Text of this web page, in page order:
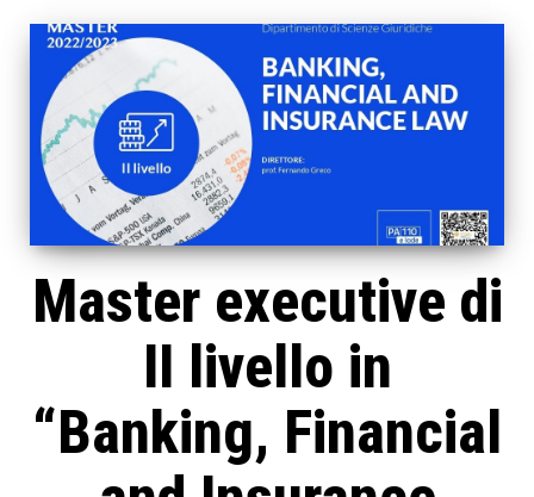
Master executive di
II livello in
“Banking, Financial